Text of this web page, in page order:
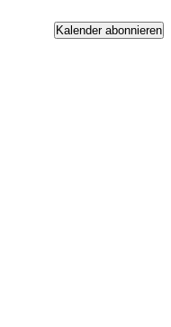
Kalender abonnieren